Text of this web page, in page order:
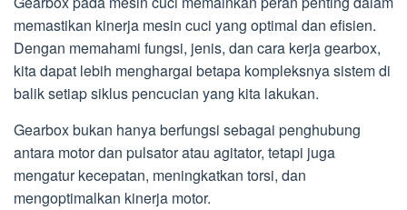
memastikan kinerja mesin cuci yang optimal dan efisien.
Dengan memahami fungsi, jenis, dan cara kerja gearbox,
kita dapat lebih menghargai betapa kompleksnya sistem di
balik setiap siklus pencucian yang kita lakukan.
Gearbox bukan hanya berfungsi sebagai penghubung
antara motor dan pulsator atau agitator, tetapi juga
mengatur kecepatan, meningkatkan torsi, dan
mengoptimalkan kinerja motor.